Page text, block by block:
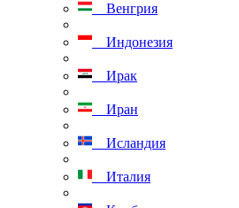
Венгрия
Индонезия
Ирак
Иран
Исландия
Италия